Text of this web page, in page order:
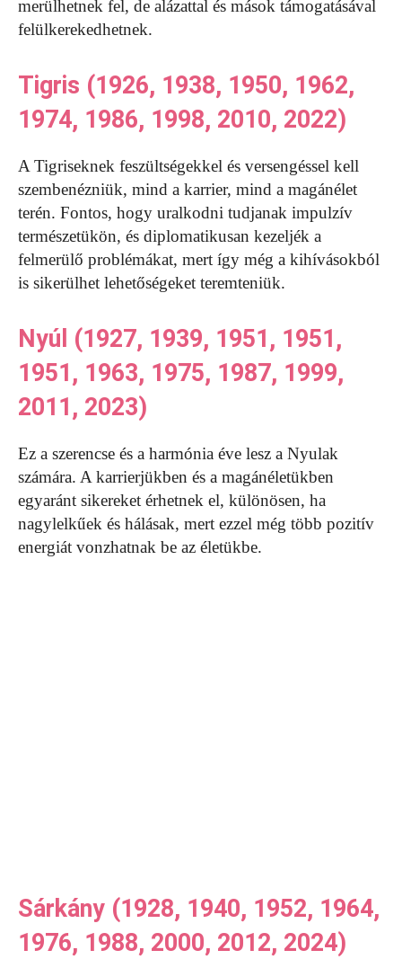
merülhetnek fel, de alázattal és mások támogatásával
felülkerekedhetnek.
Tigris (1926, 1938, 1950, 1962,
1974, 1986, 1998, 2010, 2022)
A Tigriseknek feszültségekkel és versengéssel kell
szembenézniük, mind a karrier, mind a magánélet
terén. Fontos, hogy uralkodni tudjanak impulzív
természetükön, és diplomatikusan kezeljék a
felmerülő problémákat, mert így még a kihívásokból
is sikerülhet lehetőségeket teremteniük.
Nyúl (1927, 1939, 1951, 1951,
1951, 1963, 1975, 1987, 1999,
2011, 2023)
Ez a szerencse és a harmónia éve lesz a Nyulak
számára. A karrierjükben és a magánéletükben
egyaránt sikereket érhetnek el, különösen, ha
nagylelkűek és hálásak, mert ezzel még több pozitív
energiát vonzhatnak be az életükbe.
Sárkány (1928, 1940, 1952, 1964,
1976, 1988, 2000, 2012, 2024)